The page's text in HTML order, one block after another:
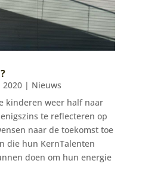
2020| Nieuws
kinderen weer half naar
te reflecteren op
naar de toekomst toe
die hun KernTalenten
doen om hun energie